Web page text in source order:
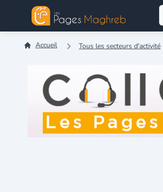
Accueil Tous les secteurs d'activité